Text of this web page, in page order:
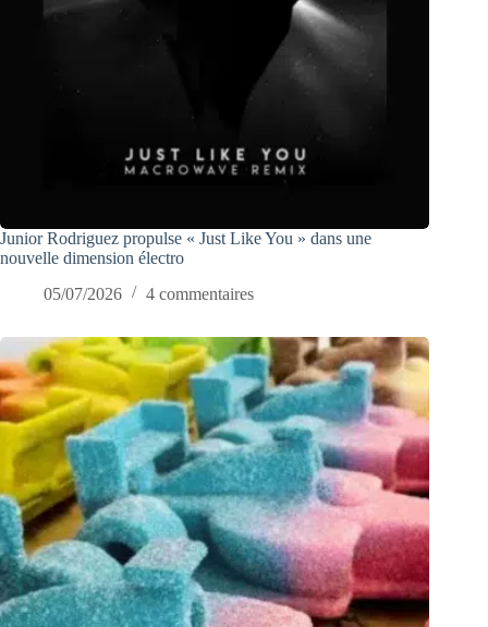
Junior Rodriguez propulse « Just Like You » dans une
nouvelle dimension électro
05/07/2026
4 commentaires